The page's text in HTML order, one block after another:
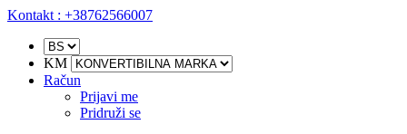
Kontakt : +38762566007
KM
Račun
Prijavi me
Pridruži se